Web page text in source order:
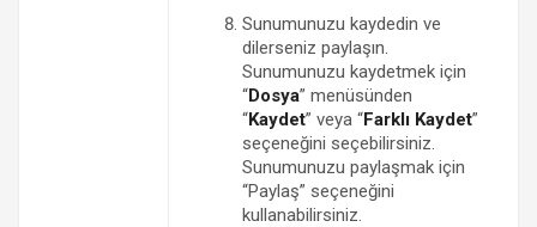
Sunumunuzu kaydedin ve
dilerseniz paylaşın.
Sunumunuzu kaydetmek için
“Dosya” menüsünden
“Kaydet” veya “Farklı Kaydet”
seçeneğini seçebilirsiniz.
Sunumunuzu paylaşmak için
“Paylaş” seçeneğini
kullanabilirsiniz.